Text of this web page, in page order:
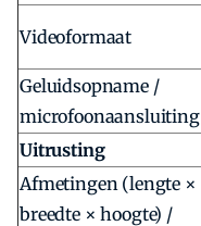
Videoformaat
Geluidsopname /
microfoonaansluiting
Uitrusting
Afmetingen (lengte ×
breedte × hoogte) /